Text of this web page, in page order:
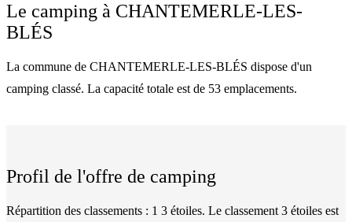
Le camping à CHANTEMERLE-LES-
BLÉS
La commune de CHANTEMERLE-LES-BLÉS dispose d'un
camping classé. La capacité totale est de 53 emplacements.
Profil de l'offre de camping
Répartition des classements : 1 3 étoiles. Le classement 3 étoiles est